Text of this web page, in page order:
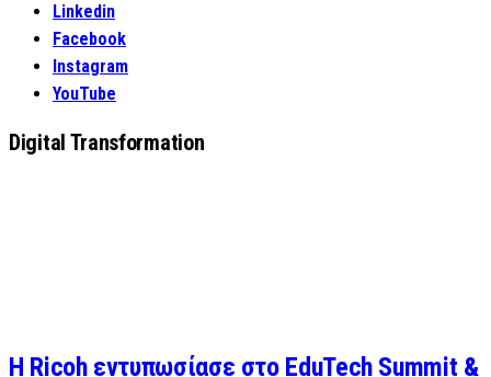
Linkedin
Facebook
Instagram
YouTube
Digital Transformation
Η Ricoh εντυπωσίασε στο EduTech Summit &